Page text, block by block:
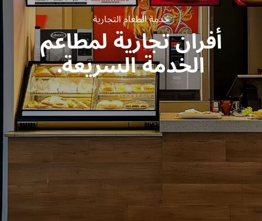
خدمة الطعام التجارية
أفران تجارية لمطاعم
الخدمة السريعة.